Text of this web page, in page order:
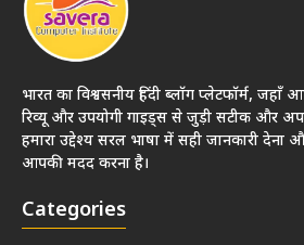
भारत का विश्वसनीय हिंदी ब्लॉग प्लेटफॉर्म, जहाँ
रिव्यू और उपयोगी गाइड्स से जुड़ी सटीक और
हमारा उद्देश्य सरल भाषा में सही जानकारी देना
आपकी मदद करना है।
Categories